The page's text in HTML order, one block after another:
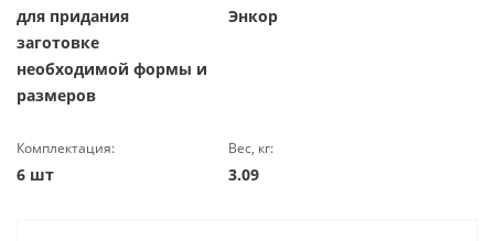
для придания
заготовке
необходимой формы и
размеров
Энкор
Комплектация:
6 шт
Вес, кг:
3.09